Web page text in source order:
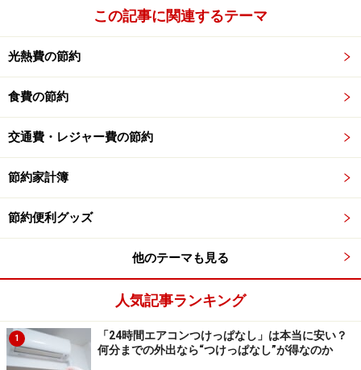
ダイソー「除菌ができる お掃除用 ウェット手袋」税込110円
JANコード：4580417013825
梅雨のお悩みの代表といってもいいのが、カビ。特に靴
箱でカビが発生すると、ほかの靴にも移ってしまい大変
なことになってしまいます。だからこそ、梅雨時の靴箱
は徹底的に除菌しておきたい場所。そのようなときに役
立つのがダイソーの「除菌ができる お掃除用 ウェット手
菌してきれいな状態にしておきましょう。手にはめて使
うので、靴箱の奥の角なども拭きやすいのが特徴です。
の100円で梅雨のお悩みを解消してくれるアイテムが幅
広くそろっています。何かお悩みがあったら、ぜひ100
円ショップをのぞいてみてくださいね。
※記事内容は執筆時点のものです。最新の内容をご確認くださ
この記事に関連するテーマ
光熱費の節約
食費の節約
交通費・レジャー費の節約
節約家計簿
節約便利グッズ
他のテーマも見る
人気記事ランキング
1
「24時間エアコンつけっぱなし」は本当に安い？
何分までの外出なら“つけっぱなし”が得なのか